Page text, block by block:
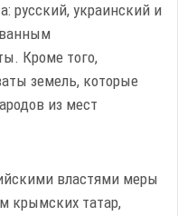
русский, украинский и
Кроме того,
земель, которые
из мест
властями меры
крымских татар,